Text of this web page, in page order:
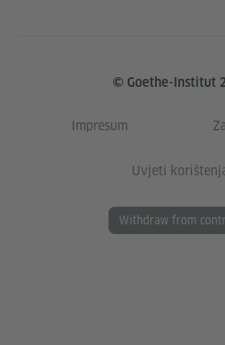
© Goethe-Institut
Impresum
Uvjeti
Withdraw from